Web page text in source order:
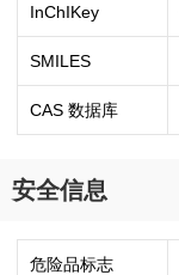
InChIKey
SMILES
CAS 数据库
安全信息
危险品标志